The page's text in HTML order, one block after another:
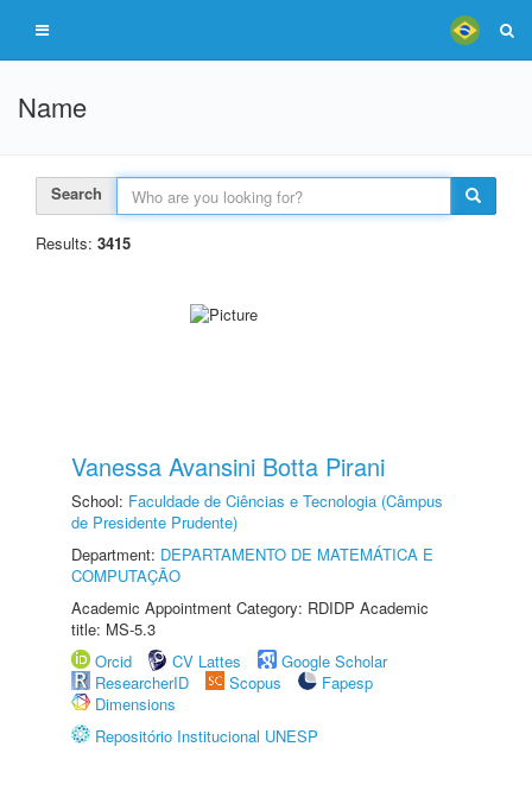
Name
Search
Results: 3415
Vanessa Avansini Botta Pirani
School: Faculdade de Ciências e Tecnologia (Câmpus
de Presidente Prudente)
Department: DEPARTAMENTO DE MATEMÁTICA E
COMPUTAÇÃO
Academic Appointment Category: RDIDP Academic
title: MS-5.3
Orcid
CV Lattes
Google Scholar
ResearcherID
Scopus
Fapesp
Dimensions
Repositório Institucional UNESP